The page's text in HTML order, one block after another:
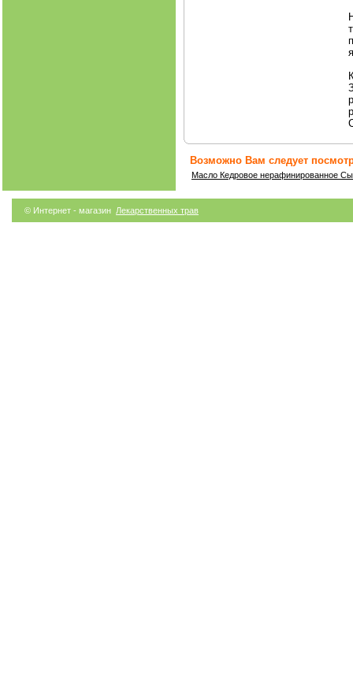
Возможно Вам следует
Масло Кедровое нерафинированное
© Интернет - магазин Лекарственных трав